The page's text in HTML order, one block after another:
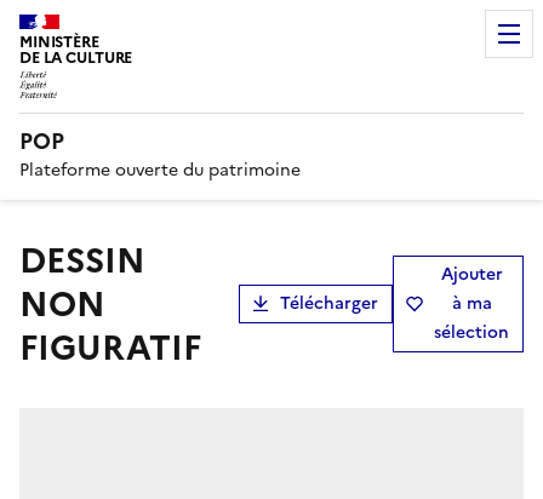
MINISTÈRE
DE LA CULTURE
POP
Plateforme ouverte du patrimoine
DESSIN
NON
FIGURATIF
Télécharger
Ajouter
à ma
sélection